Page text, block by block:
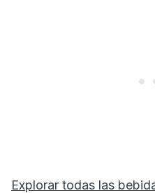
Explorar todas las